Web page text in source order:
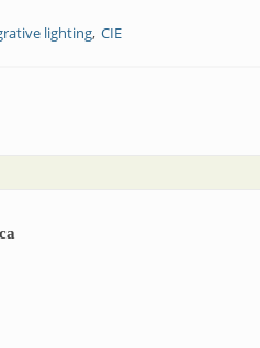
lighting CIE
integradora”